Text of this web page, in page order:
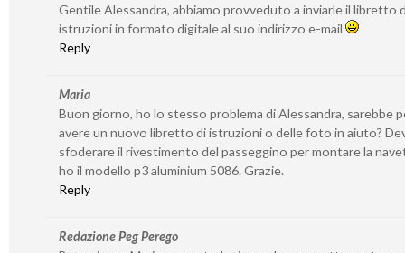
Gentile Alessandra, abbiamo provveduto a inviarle il libretto
istruzioni in formato digitale al suo indirizzo e-mail
Reply
Maria
Buon giorno, ho lo stesso problema di Alessandra, sarebbe
avere un nuovo libretto di istruzioni o delle foto in aiuto?
sfoderare il rivestimento del passeggino per montare la
ho il modello p3 aluminium 5086. Grazie.
Reply
Redazione Peg Perego